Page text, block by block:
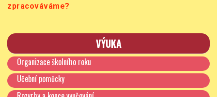
zpracováváme?
Sdílíme osobní údaje s dalšími osobami?
Předáváme osobní údaje do zemí mimo EHP?
Jak jsou Vaše osobní údaje zabezpečené?
VÝUKA
Organizace školního roku
Učební pomůcky